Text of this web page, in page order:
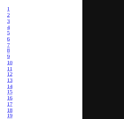
1
2
3
4
5
6
7
8
9
10
11
12
13
14
15
16
17
18
19